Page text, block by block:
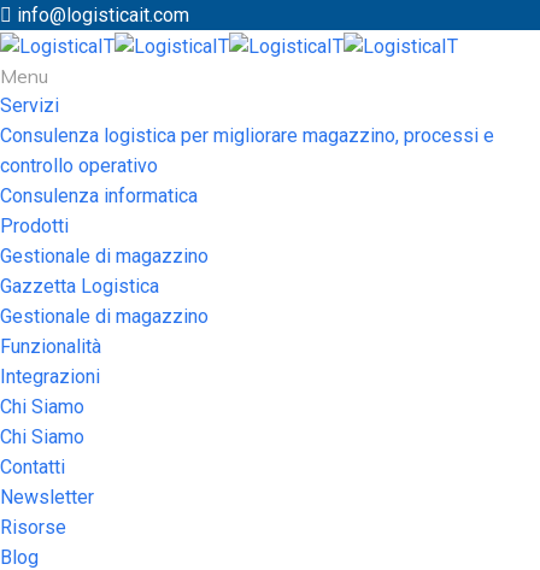
info@logisticait.com
Menu
Servizi
Consulenza logistica per migliorare magazzino, processi e
controllo operativo
Consulenza informatica
Prodotti
Gestionale di magazzino
Gazzetta Logistica
Gestionale di magazzino
Funzionalità
Integrazioni
Chi Siamo
Chi Siamo
Contatti
Newsletter
Risorse
Blog